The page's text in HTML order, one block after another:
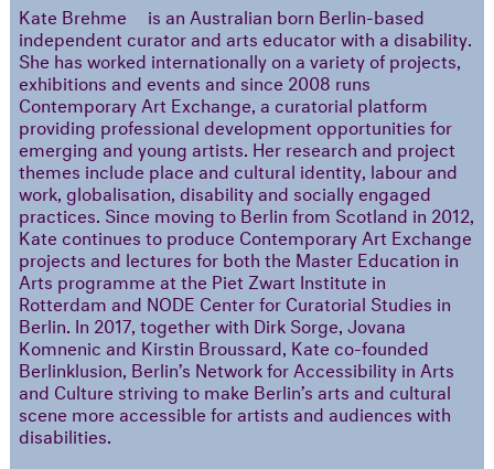
Kate Brehme is an Australian born Berlin-based
independent curator and arts educator with a disability.
She has worked internationally on a variety of projects,
exhibitions and events and since 2008 runs
Contemporary Art Exchange, a curatorial platform
providing professional development opportunities for
emerging and young artists. Her research and project
themes include place and cultural identity, labour and
work, globalisation, disability and socially engaged
practices. Since moving to Berlin from Scotland in 2012,
Kate continues to produce Contemporary Art Exchange
projects and lectures for both the Master Education in
Arts programme at the Piet Zwart Institute in
Rotterdam and NODE Center for Curatorial Studies in
Berlin. In 2017, together with Dirk Sorge, Jovana
Komnenic and Kirstin Broussard, Kate co-founded
Berlinklusion, Berlin’s Network for Accessibility in Arts
and Culture striving to make Berlin’s arts and cultural
scene more accessible for artists and audiences with
disabilities.